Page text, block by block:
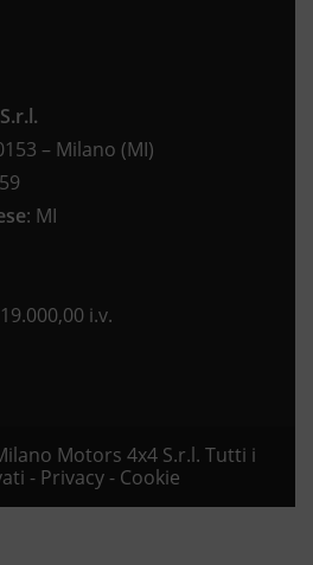
– Milano (MI)
: MI
i.v.
Motors 4x4 S.r.l. Tutti i
- Privacy- Cookie